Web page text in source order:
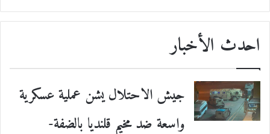
احدث الأخبار
جيش الاحتلال يشن عملية عسكرية
واسعة ضد مخيم قلنديا بالضفة-